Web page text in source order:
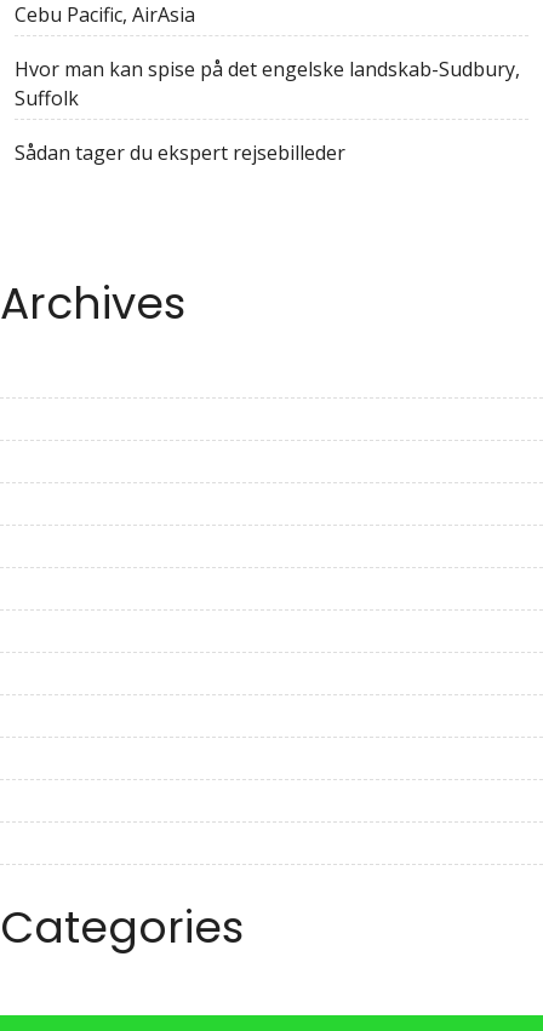
Cebu Pacific, AirAsia
Hvor man kan spise på det engelske landskab-Sudbury,
Suffolk
Sådan tager du ekspert rejsebilleder
Archives
Categories